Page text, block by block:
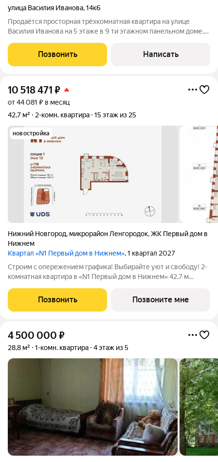
улица Василия Иванова,14к6
Продаётся просторная трёхкомнатная квартира на улице
Василия Иванова на 5 этаже в 9 ти этажном панельном доме.
удобная квадратная кухня 9,2 м, застеклённая лоджия 5 м.
Также в квартире есть
Позвонить Написать
10 518 471 ₽
от 44 081 ₽ в месяц
42,7 м²
2-комн. квартира 15 этаж из 25
новостройка
Нижний Новгород, микрорайон Ленгородок,ЖК Первый дом в
Нижнем
Квартал «N1 Первый дом в Нижнем», 1 квартал 2027
Строим с опережением графика! Выбирайте уют и свободу! 2-
комнатная квартира в «N1 Первый дом в Нижнем» 42,7 м
спальней и кабинетом. Парк им. 1 Мая и два сквера дышите
полной грудью,
Позвонить Позвоните мне
4 500 000 ₽
28,8 м² 1-комн. квартира 4 этаж из 5